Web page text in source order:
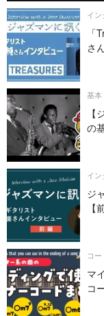
イ
さ
基本
【
の
イ
ジ
【
コー
マ
コ